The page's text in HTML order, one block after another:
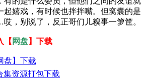
起嬉戏，有时候也拌拌嘴。但窝囊的是
，别说了，反正哥们儿糗事一箩筐。
【 网盘】下载
盘】下载
集资源打包下载